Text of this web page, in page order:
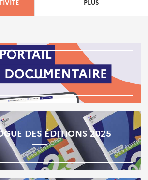
PLUS
DES ÉDITIONS 2025